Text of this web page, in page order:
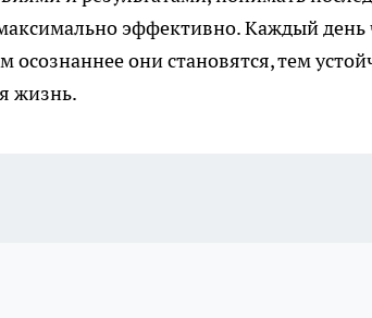
эффективно. Каждый день
они становятся, тем
жизнь.